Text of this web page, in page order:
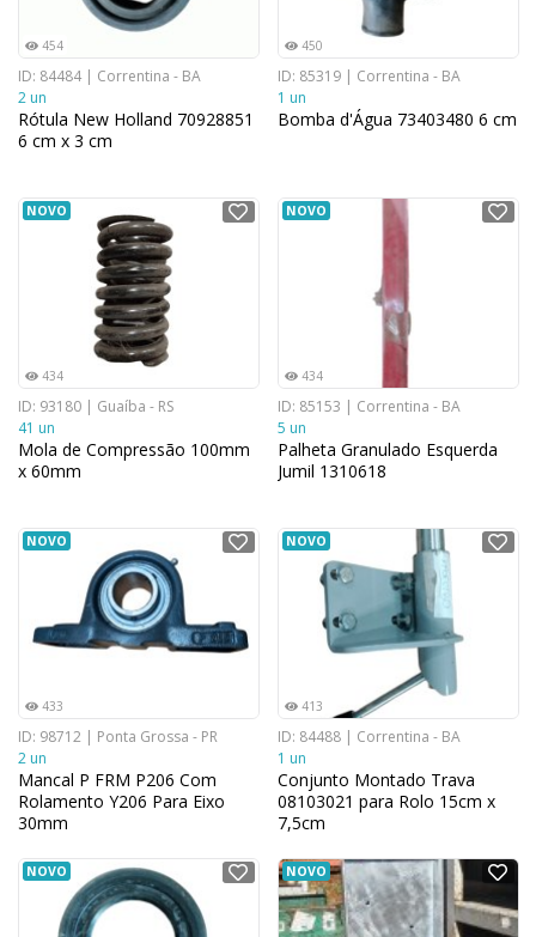
454
ID: 84484 | Correntina - BA
2 un
Rótula New Holland 70928851
6 cm x 3 cm
450
ID: 85319 | Correntina - BA
1 un
Bomba d'Água 73403480 6 cm
NOVO
434
ID: 93180 | Guaíba - RS
41 un
Mola de Compressão 100mm
x 60mm
NOVO
434
ID: 85153 | Correntina - BA
5 un
Palheta Granulado Esquerda
Jumil 1310618
NOVO
433
ID: 98712 | Ponta Grossa - PR
2 un
Mancal P FRM P206 Com
Rolamento Y206 Para Eixo
30mm
NOVO
413
ID: 84488 | Correntina - BA
1 un
Conjunto Montado Trava
08103021 para Rolo 15cm x
7,5cm
NOVO NOVO